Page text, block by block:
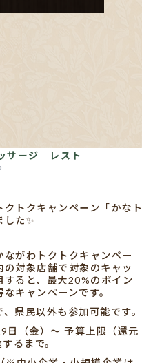
サージ レスト
トクキャンペーン「かなト
した✨
ながわトクトクキャンペー
の対象店舗で対象のキャッ
すると、最大20%のポイン
キャンペーンです。
県民以外も参加可能です。
日（金）〜 予算上限（還元
るまで。